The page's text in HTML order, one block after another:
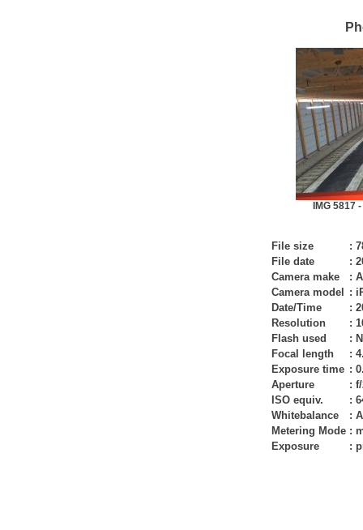
IMG
File size :
File date
:
Camera make
:
Camera model
:
Date/Time
:
Resolution
:
Flash used
:
Focal length
:
Exposure time :
Aperture
:
ISO equiv.
:
Whitebalance
:
Metering Mode :
Exposure
: